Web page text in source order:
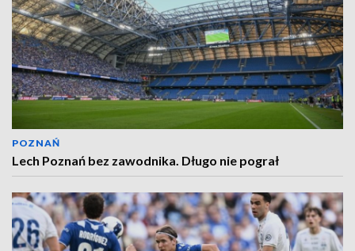
POZNAŃ
Lech Poznań bez zawodnika. Długo nie pograł